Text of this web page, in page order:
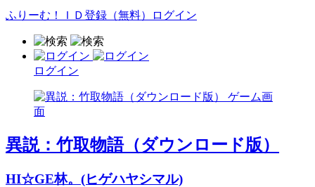
ふりーむ！ＩＤ登録（無料） ログイン
ログイン
異説：竹取物語（ダウンロード版）
HI☆GE林。(ヒゲハヤシマル)